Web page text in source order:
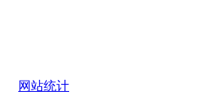
网站统计